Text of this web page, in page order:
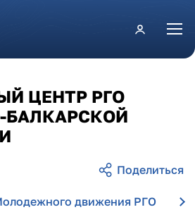
содержанию
движения РГО
ЦЕНТР РГО
БАЛКАРСКОЙ